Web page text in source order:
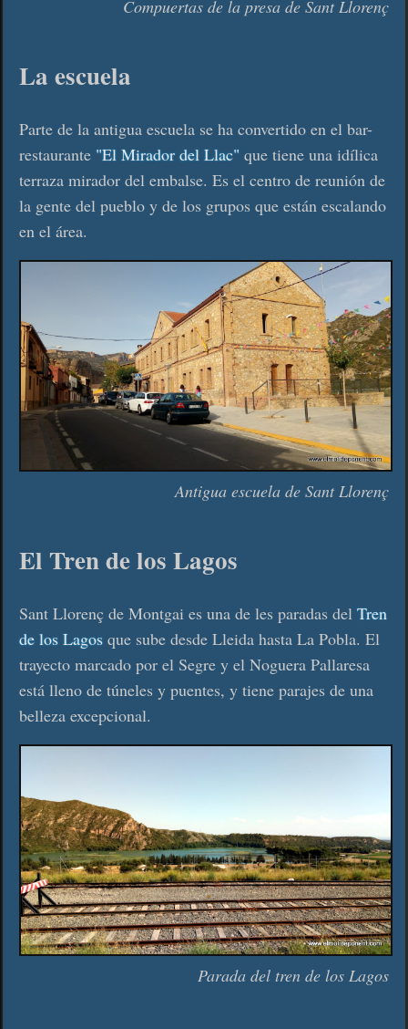
Compuertas de la presa de Sant Llorenç
La escuela
Parte de la antigua escuela se ha convertido en el bar-
restaurante "El Mirador del Llac" que tiene una idílica
terraza mirador del embalse. Es el centro de reunión de
la gente del pueblo y de los grupos que están escalando
en el área.
Antigua escuela de Sant Llorenç
El Tren de los Lagos
Sant Llorenç de Montgai es una de les paradas del Tren
de los Lagos que sube desde Lleida hasta La Pobla. El
trayecto marcado por el Segre y el Noguera Pallaresa
está lleno de túneles y puentes, y tiene parajes de una
belleza excepcional.
Parada del tren de los Lagos